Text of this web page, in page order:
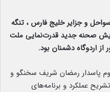
و جزایر خلیج فارس ، تنگه
صحنه جدید قدرت‌نمایی ملت
از اردوگاه دشمنان بود.
پاسدار رمضان شریف سخنگو و
عملکرد و برنامه‌های